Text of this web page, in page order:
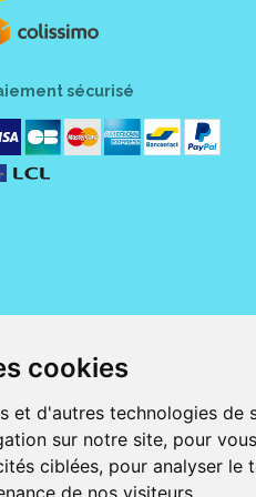
cookies
et d'autres technologies de
sur notre site, pour
ciblées, pour analyser le
de nos visiteurs.
sécurisé
Jeanne d' Harcourt, 80300 Albert.
ordonnance.
et iPod touch), ou sur Google Play (pour
Bancontact, PayPal.